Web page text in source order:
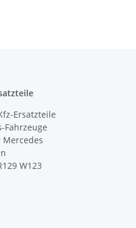
Ersatzteile
Fahrzeuge
W123